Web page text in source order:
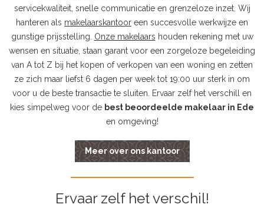
servicekwaliteit, snelle communicatie en grenzeloze inzet. Wij
hanteren als makelaarskantoor een succesvolle werkwijze en
gunstige prijsstelling. Onze makelaars houden rekening met uw
wensen en situatie, staan garant voor een zorgeloze begeleiding
van A tot Z bij het kopen of verkopen van een woning en zetten
ze zich maar liefst 6 dagen per week tot 19:00 uur sterk in om
voor u de beste transactie te sluiten. Ervaar zelf het verschill en
kies simpelweg voor de best beoordeelde makelaar in Ede
en omgeving!
Meer over ons kantoor
Ervaar zelf het verschil!